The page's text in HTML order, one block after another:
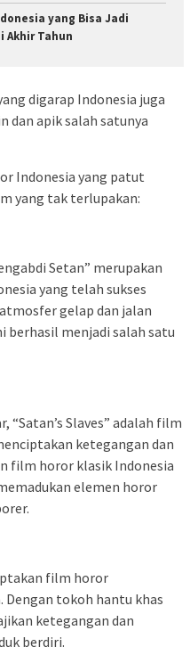
yang Bisa Jadi
Akhir Tahun
digarap Indonesia juga
dan apik salah satunya
Indonesia yang patut
yang tak terlupakan:
Setan” merupakan
yang telah sukses
gelap dan jalan
berhasil menjadi salah satu
“Satan’s Slaves” adalah film
ketegangan dan
film horor klasik Indonesia
elemen horor
film horor
Dengan tokoh hantu khas
ketegangan dan
berdiri.